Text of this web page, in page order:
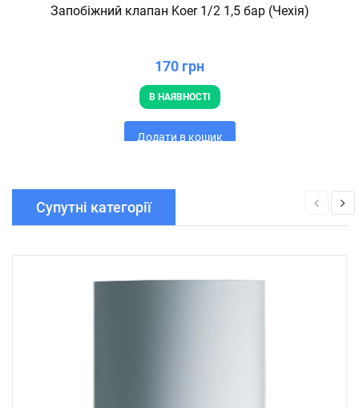
Запобіжний клапан Koer 1/2 1,5 бар (Чехія)
170 грн
В НАЯВНОСТІ
Додати в кошик
Супутні категорії